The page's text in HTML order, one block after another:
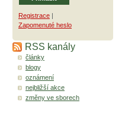
Registrace |
Zapomenuté heslo
RSS kanály
články
blogy
oznámení
nejbližší akce
změny ve sborech